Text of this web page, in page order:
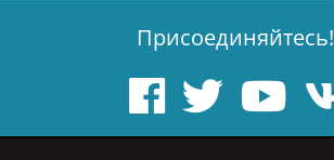
Присоединяйтесь!